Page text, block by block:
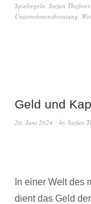
Spielregeln, Stefan
Unternehmensberatung,
Geld und
20. Juni 2024 by Stefan
In einer Welt des
dient das Geld